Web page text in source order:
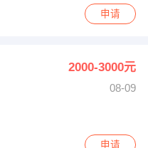
申请
2000-3000元
08-09
申请